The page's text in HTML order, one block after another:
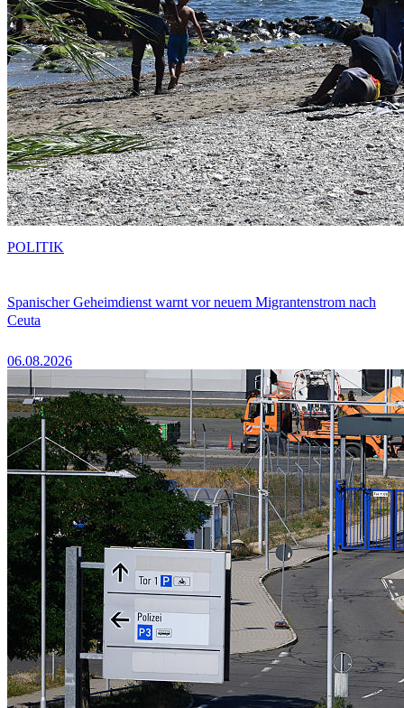
Spanischer Geheimdienst warnt vor neuem Migrantenstrom nach
Ceuta
06.08.2026
POLITIK